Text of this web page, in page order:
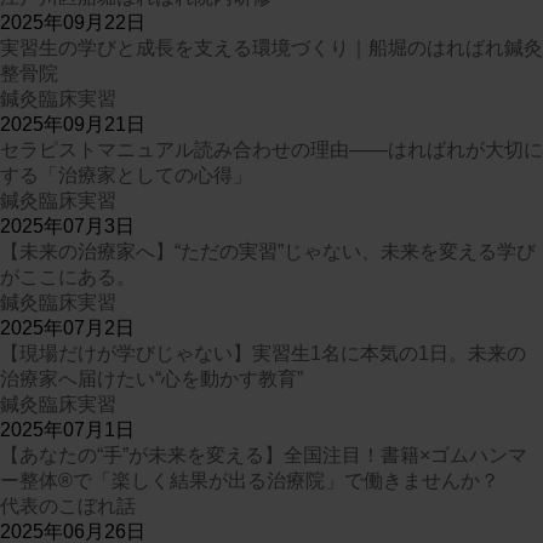
2025年09月22日
実習生の学びと成長を支える環境づくり｜船堀のはればれ鍼灸
整骨院
鍼灸臨床実習
2025年09月21日
セラピストマニュアル読み合わせの理由——はればれが大切に
する「治療家としての心得」
鍼灸臨床実習
2025年07月3日
【未来の治療家へ】“ただの実習”じゃない、未来を変える学び
がここにある。
鍼灸臨床実習
2025年07月2日
【現場だけが学びじゃない】実習生1名に本気の1日。未来の
治療家へ届けたい“心を動かす教育”
鍼灸臨床実習
2025年07月1日
【あなたの“手”が未来を変える】全国注目！書籍×ゴムハンマ
ー整体®で「楽しく結果が出る治療院」で働きませんか？
代表のこぼれ話
2025年06月26日